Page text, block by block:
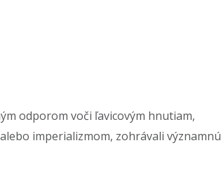
odporom voči ľavicovým hnutiam,
imperializmom, zohrávali významnú